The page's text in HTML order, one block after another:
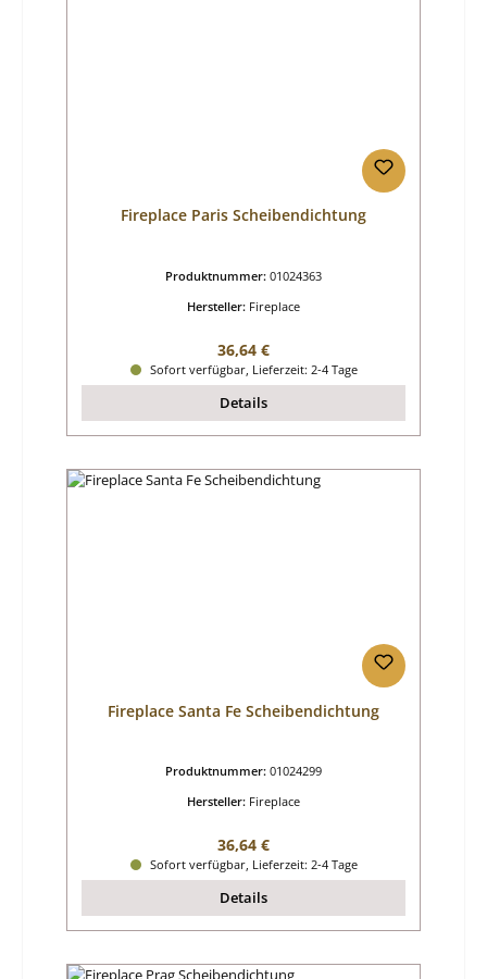
Fireplace Paris Scheibendichtung
Produktnummer: 01024363
Hersteller: Fireplace
Regulärer Preis:
36,64 €
Sofort verfügbar, Lieferzeit: 2-4 Tage
Details
Fireplace Santa Fe Scheibendichtung
Produktnummer: 01024299
Hersteller: Fireplace
Regulärer Preis:
36,64 €
Sofort verfügbar, Lieferzeit: 2-4 Tage
Details